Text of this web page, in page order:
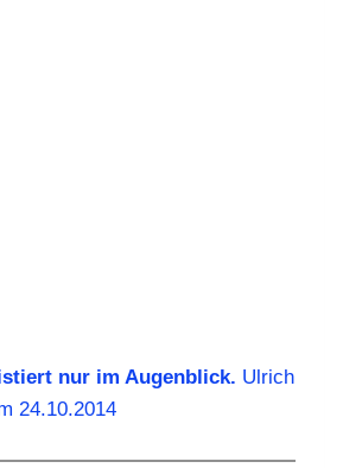
nur im Augenblick. Ulrich
24.10.2014